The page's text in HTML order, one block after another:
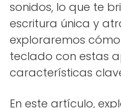
sonidos, lo que te
escritura única y
exploraremos
teclado con estas
características
En este artículo,